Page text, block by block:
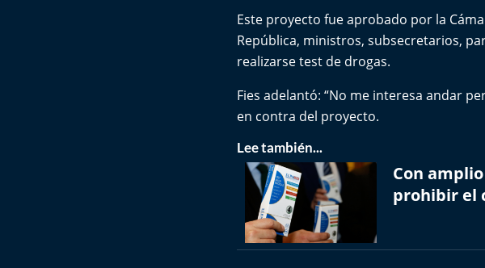
Este proyecto fue aprobado por la
República, ministros, subsecretarios,
realizarse test de drogas.
Fies adelantó: “No me interesa andar
en contra del proyecto.
Lee también...
Con
prohibir el